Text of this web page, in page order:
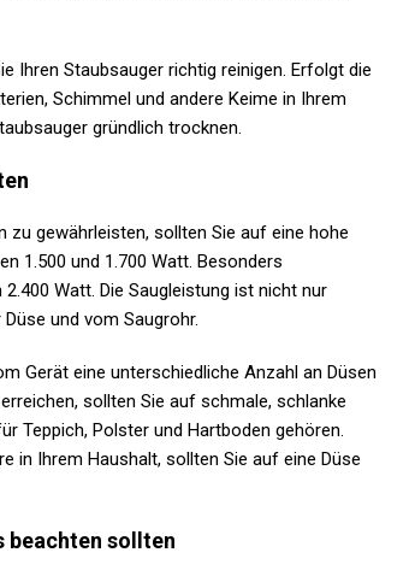
Ihren Staubsauger richtig reinigen. Erfolgt die
Schimmel und andere Keime in Ihrem
gründlich trocknen.
zu gewährleisten, sollten Sie auf eine hohe
1.500 und 1.700 Watt. Besonders
Watt. Die Saugleistung ist nicht nur
und vom Saugrohr.
Gerät eine unterschiedliche Anzahl an Düsen
sollten Sie auf schmale, schlanke
Teppich, Polster und Hartboden gehören.
in Ihrem Haushalt, sollten Sie auf eine Düse
beachten sollten